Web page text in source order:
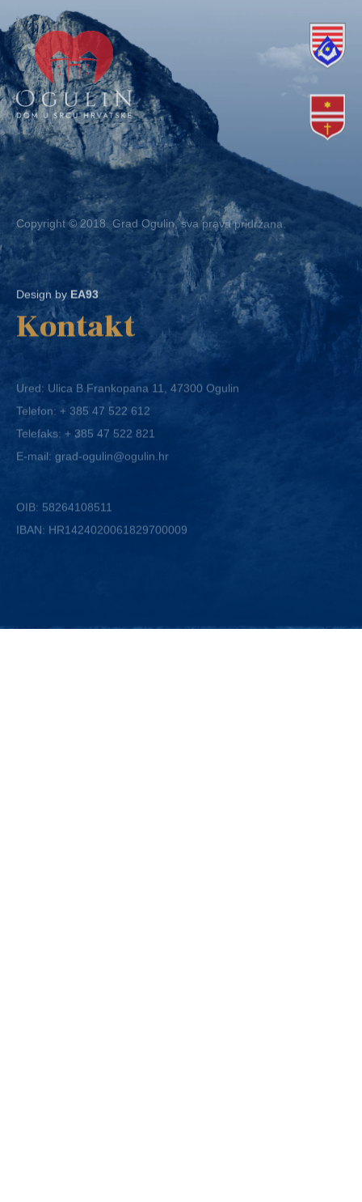
Copyright © 2018. Grad Ogulin, sva prava pridržana.
Design by EA93
Kontakt
Ured: Ulica B.Frankopana 11, 47300 Ogulin
Telefon:+ 385 47 522 612
Telefaks: + 385 47 522 821
E-mail:grad-ogulin@ogulin.hr
IBAN: HR1424020061829700009